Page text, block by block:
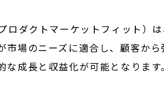
ロダクトマーケットフィット）
市場のニーズに適合し、顧客か
な成長と収益化が可能となります。